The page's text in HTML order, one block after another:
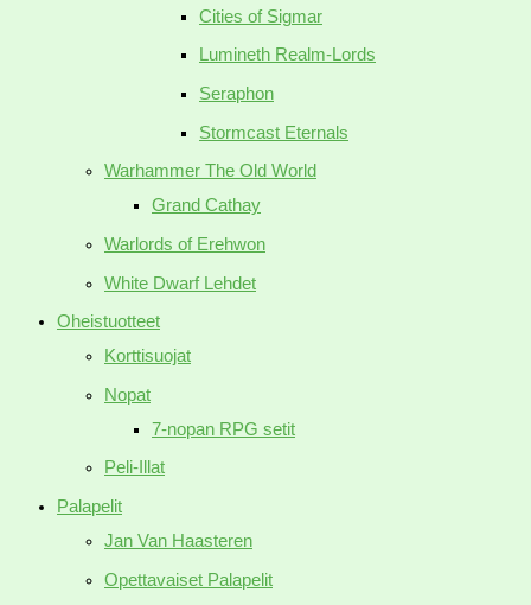
Cities of Sigmar
Lumineth Realm-Lords
Seraphon
Stormcast Eternals
Warhammer The Old World
Grand Cathay
Warlords of Erehwon
White Dwarf Lehdet
Oheistuotteet
Korttisuojat
Nopat
7-nopan RPG setit
Peli-Illat
Palapelit
Jan Van Haasteren
Opettavaiset Palapelit